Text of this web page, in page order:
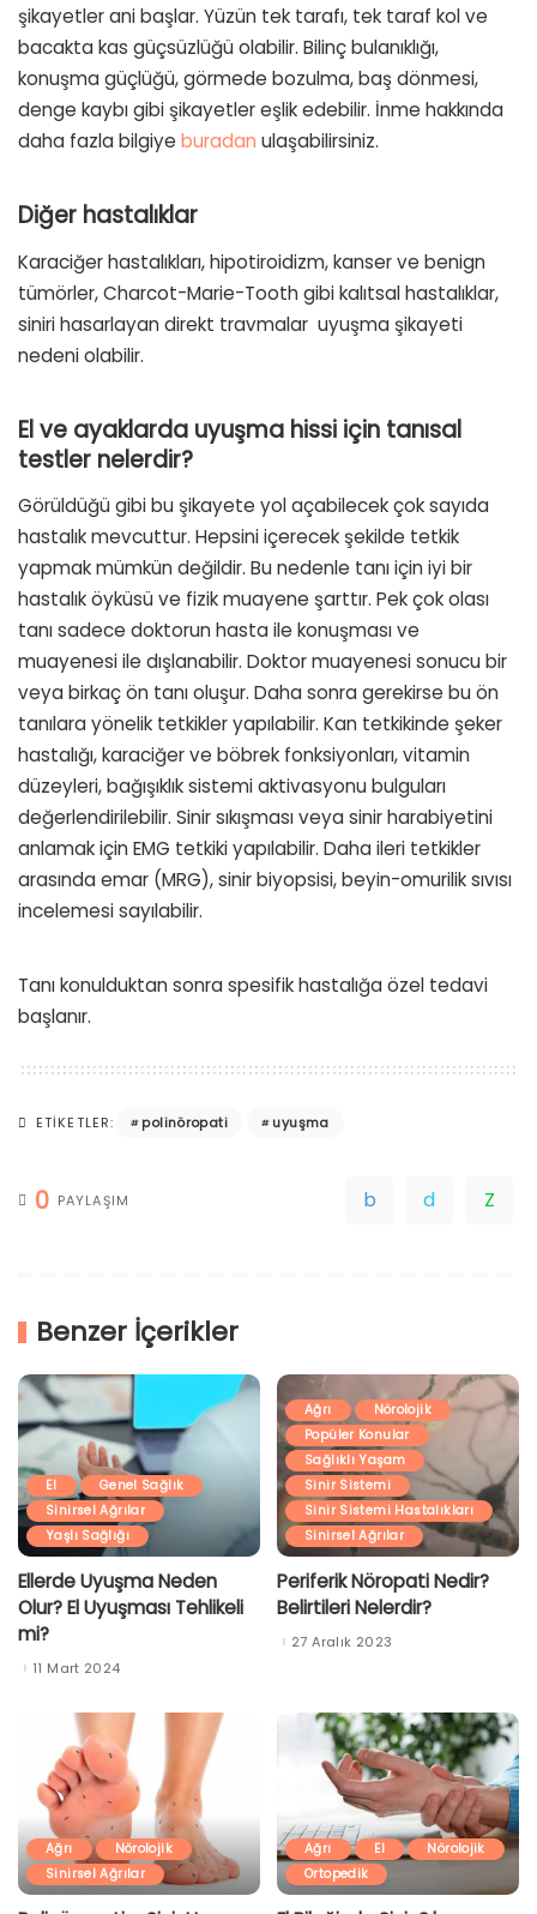
şikayetler ani başlar. Yüzün tek tarafı, tek taraf kol ve
bacakta kas güçsüzlüğü olabilir. Bilinç bulanıklığı,
konuşma güçlüğü, görmede bozulma, baş dönmesi,
denge kaybı gibi şikayetler eşlik edebilir. İnme hakkında
daha fazla bilgiye buradan ulaşabilirsiniz.
Diğer hastalıklar
Karaciğer hastalıkları, hipotiroidizm, kanser ve benign
tümörler, Charcot-Marie-Tooth gibi kalıtsal hastalıklar,
siniri hasarlayan direkt travmalar uyuşma şikayeti
nedeni olabilir.
El ve ayaklarda uyuşma hissi için tanısal
testler nelerdir?
Görüldüğü gibi bu şikayete yol açabilecek çok sayıda
hastalık mevcuttur. Hepsini içerecek şekilde tetkik
yapmak mümkün değildir. Bu nedenle tanı için iyi bir
hastalık öyküsü ve fizik muayene şarttır. Pek çok olası
tanı sadece doktorun hasta ile konuşması ve
muayenesi ile dışlanabilir. Doktor muayenesi sonucu bir
veya birkaç ön tanı oluşur. Daha sonra gerekirse bu ön
tanılara yönelik tetkikler yapılabilir. Kan tetkikinde şeker
hastalığı, karaciğer ve böbrek fonksiyonları, vitamin
düzeyleri, bağışıklık sistemi aktivasyonu bulguları
değerlendirilebilir. Sinir sıkışması veya sinir harabiyetini
anlamak için EMG tetkiki yapılabilir. Daha ileri tetkikler
arasında emar (MRG), sinir biyopsisi, beyin-omurilik sıvısı
incelemesi sayılabilir.
Tanı konulduktan sonra spesifik hastalığa özel tedavi
başlanır.
ETIKETLER: polinöropati uyuşma
0 PAYLAŞIM
Benzer İçerikler
El
Genel Sağlık
Sinirsel Ağrılar
Yaşlı Sağlığı
Ellerde Uyuşma Neden
Olur? El Uyuşması Tehlikeli
mi?
11 Mart 2024
Ağrı
Nörolojik
Popüler Konular
Sağlıklı Yaşam
Sinir Sistemi
Sinir Sistemi Hastalıkları
Sinirsel Ağrılar
Periferik Nöropati Nedir?
Belirtileri Nelerdir?
27 Aralık 2023
Ağrı
Nörolojik
Sinirsel Ağrılar
Ağrı El
Nörolojik
Ortopedik